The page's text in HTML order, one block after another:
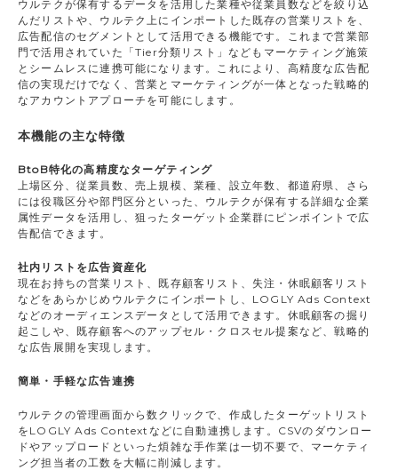
ウルテクが保有するデータを活用した業種や従業員数などを絞り込
んだリストや、ウルテク上にインポートした既存の営業リストを、
広告配信のセグメントとして活用できる機能です。これまで営業部
門で活用されていた「Tier分類リスト」などもマーケティング施策
とシームレスに連携可能になります。これにより、高精度な広告配
信の実現だけでなく、営業とマーケティングが一体となった戦略的
なアカウントアプローチを可能にします。
本機能の主な特徴
BtoB特化の高精度なターゲティング
上場区分、従業員数、売上規模、業種、設立年数、都道府県、さら
には役職区分や部門区分といった、ウルテクが保有する詳細な企業
属性データを活用し、狙ったターゲット企業群にピンポイントで広
告配信できます。
社内リストを広告資産化
現在お持ちの営業リスト、既存顧客リスト、失注・休眠顧客リスト
などをあらかじめウルテクにインポートし、LOGLY Ads Context
などのオーディエンスデータとして活用できます。休眠顧客の掘り
起こしや、既存顧客へのアップセル・クロスセル提案など、戦略的
な広告展開を実現します。
簡単・手軽な広告連携
ウルテクの管理画面から数クリックで、作成したターゲットリスト
をLOGLY Ads Contextなどに自動連携します。CSVのダウンロー
ドやアップロードといった煩雑な手作業は一切不要で、マーケティ
ング担当者の工数を大幅に削減します。